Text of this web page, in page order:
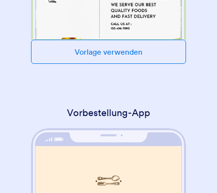
Vorlage verwenden
Vorbestellung-App